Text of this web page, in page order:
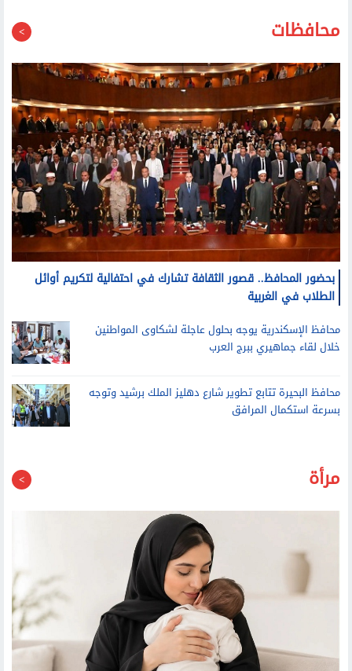
محافظات
بحضور المحافظ.. قصور الثقافة تشارك في احتفالية لتكريم أوائل
الطلاب في الغربية
محافظ الإسكندرية يوجه بحلول عاجلة لشكاوى المواطنين
خلال لقاء جماهيري ببرج العرب
محافظ البحيرة تتابع تطوير شارع دهليز الملك برشيد وتوجه
بسرعة استكمال المرافق
مرأة